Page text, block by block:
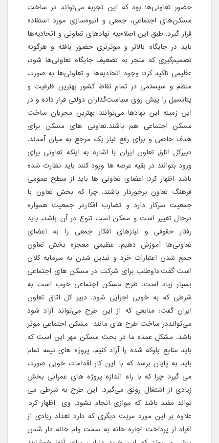
حضور تعاونی‌ها بود که این تجربه می‌تواند در ساخت
مسکن‌های اجتماعی، جمعی و انبوه‌سازی مورد استفاده
قرار گیرد. طبق این اصلاحیه نهادهای تعاونی و اتحادیه‌ها
باید در جایگاه بالاتر و موثرتری حضور یافته و هرگونه
تصمیم‌گیری که منجر به تضعیف جایگاه تعاونی‌ها شود،
عظیمی تاکید کرد: وجود اتحادیه‌ها و تعاونی‌ها به صورت
منظم و سیستمی در تمام نقاط کشور بهترین ظرفیت و
پتانسیل را پیش روی سیاست‌گذاران دولتی قرار داده و در
این زمینه این نهادها می‌توانند بهترین مجریان ساخت
مسکن اجتماعی هم باشند.تعاونی های مسکن برای
هدف خاصی و برای رفع نیاز یک مرجع به میان آمدند.
دبیرکل اتاق تعاون ایران با اشاره به اینکه تعاونی برای
ورود بتوانند در بقیه عرصه ها ورود کنند باید نظارت شده
باشد اظهار کرد: اعضای تعاونی ها باید از سطح عمومی
فرهنگ تعاون برخوردار باشند. چرا که بخش تعاون با
جمعیت سرکار دارد و تضارب افکاردر جمعیت همواره
درحال تغییر است و ممکن است تنوع در آن باشد، باید
رفتار حقوقی و نیازهای افکار جمعی را به اعضای
تعاونی‌ها آموزش دهیم. عظیمی معجزه بخش تعاون
جمع شدن اعتبارات خرد و تبدیل شدن به سرمایه کلان
است گفت:داوطلب برای شرکت در مسکن های اجتماعی
بسیار زیاد است. طرح مسکن اجتماعی خوب است به
شرطی که به خوبی اجرایی شود. دبیر کل اتاق تعاون
ایران گفت: منابعی که از این طرح می‌تواند آزاد شود
می‌توانددر ساخت طرح های مانند مسکن اجتماعی موثر
باشد. مشکل عمده ما در بحث مسکن مهر این است که
باید منابع بلوکه شده را آزاد کنیم. پروژه های نیمه تمام
باید به پایان برسد که با این کار اقدامات خوبی صورت
می گیرد چرا که با راه اندازه پروژه های عمرانی بخش
زیادی از اشتغال رونق می‌گیرد. این طرح به شرطی می
تواند مفید باشد که موازی انجام نشود. وی اظهار کرد:
علاوه بر این مورد مزیت دیگری که دارد تعداد زیادی از
افراد از پرداخت اجاره خانه به سمت وام خانه دار شدن